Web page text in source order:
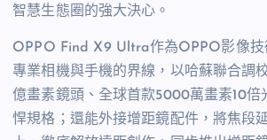
智慧生態圈的強大決心。
OPPO Find X9 Ultra作為OPPO影像技
專業相機與手機的界線，以哈蘇聯合調
億畫素鏡頭、全球首款5000萬畫素10倍
悍規格；還能外接增距鏡配件，將焦段